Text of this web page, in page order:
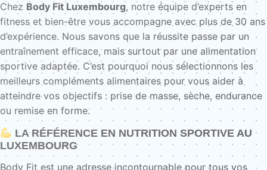
Chez Body Fit Luxembourg, notre équipe d’experts en
fitness et bien-être vous accompagne avec plus de 30 ans
d’expérience. Nous savons que la réussite passe par un
entraînement efficace, mais surtout par une alimentation
sportive adaptée. C’est pourquoi nous sélectionnons les
meilleurs compléments alimentaires pour vous aider à
atteindre vos objectifs : prise de masse, sèche, endurance
ou remise en forme.
LA RÉFÉRENCE EN NUTRITION SPORTIVE AU
LUXEMBOURG
Body Fit est une adresse incontournable pour tous vos